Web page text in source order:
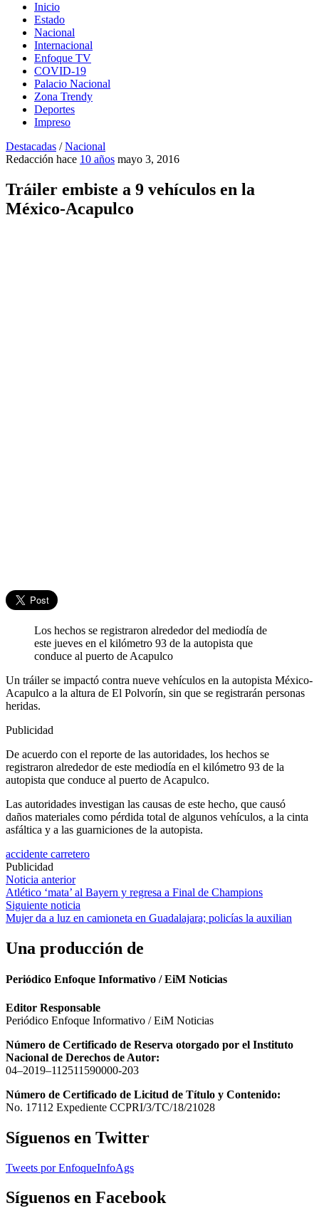
Inicio
Estado
Nacional
Internacional
Enfoque TV
COVID-19
Palacio Nacional
Zona Trendy
Deportes
Impreso
Destacadas /Nacional
Redacción hace 10 años mayo 3, 2016
Tráiler embiste a 9 vehículos en la
México-Acapulco
Los hechos se registraron alrededor del mediodía de
este jueves en el kilómetro 93 de la autopista que
conduce al puerto de Acapulco
Un tráiler se impactó contra nueve vehículos en la autopista México-
Acapulco a la altura de El Polvorín, sin que se registrarán personas
heridas.
Publicidad
De acuerdo con el reporte de las autoridades, los hechos se
registraron alrededor de este mediodía en el kilómetro 93 de la
autopista que conduce al puerto de Acapulco.
Las autoridades investigan las causas de este hecho, que causó
daños materiales como pérdida total de algunos vehículos, a la cinta
asfáltica y a las guarniciones de la autopista.
accidente carretero
Publicidad
Navegación
de
entradas
Noticia anterior
Atlético ‘mata’ al Bayern y regresa a Final de Champions
Siguiente noticia
Mujer da a luz en camioneta en Guadalajara; policías la auxilian
Una producción de
Periódico Enfoque Informativo / EiM Noticias
Editor Responsable
Periódico Enfoque Informativo / EiM Noticias
Número de Certificado de Reserva otorgado por el Instituto
Nacional de Derechos de Autor:
04–2019–112511590000-203
Número de Certificado de Licitud de Título y Contenido:
No. 17112 Expediente CCPRI/3/TC/18/21028
Síguenos en Twitter
Tweets por EnfoqueInfoAgs
Síguenos en Facebook